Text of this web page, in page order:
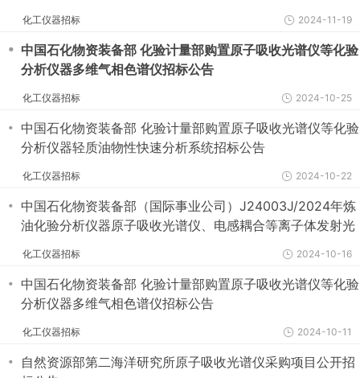
化工仪器招标 2024-11-19
・ 中国石化物资装备部 化验计量部购置原子吸收光谱仪等化验
分析仪器多维气相色谱仪招标公告
化工仪器招标 2024-10-25
・ 中国石化物资装备部 化验计量部购置原子吸收光谱仪等化验
分析仪器轻质油物性快速分析系统招标公告
化工仪器招标 2024-10-22
・ 中国石化物资装备部（国际事业公司）J24003J/2024年炼
油化验分析仪器原子吸收光谱仪、电感耦合等离子体发射光
化工仪器招标 2024-10-16
・ 中国石化物资装备部 化验计量部购置原子吸收光谱仪等化验
分析仪器多维气相色谱仪招标公告
化工仪器招标 2024-10-11
・ 自然资源部第二海洋研究所原子吸收光谱仪采购项目公开招